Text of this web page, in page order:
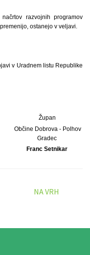
razvojnih programov
ostanejo v veljavi.
v Uradnem listu Republike
Župan
Občine Dobrova - Polhov
Gradec
Franc Setnikar
NA VRH